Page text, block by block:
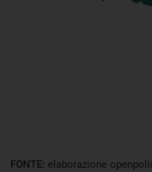
FONTE: elaborazione